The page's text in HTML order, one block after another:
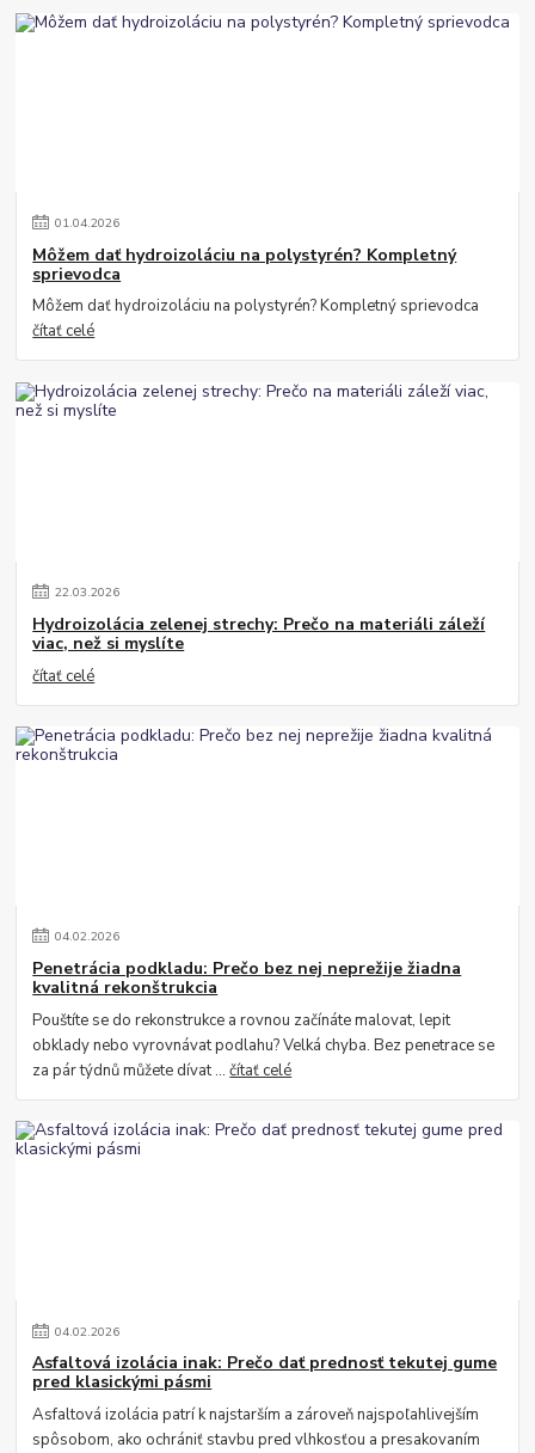
01.04.2026
Môžem dať hydroizoláciu na polystyrén? Kompletný
sprievodca
Môžem dať hydroizoláciu na polystyrén? Kompletný sprievodca
čítať celé
22.03.2026
Hydroizolácia zelenej strechy: Prečo na materiáli záleží
viac, než si myslíte
čítať celé
04.02.2026
Penetrácia podkladu: Prečo bez nej neprežije žiadna
kvalitná rekonštrukcia
Pouštíte se do rekonstrukce a rovnou začínáte malovat, lepit
obklady nebo vyrovnávat podlahu? Velká chyba. Bez penetrace se
za pár týdnů můžete dívat ...čítať celé
04.02.2026
Asfaltová izolácia inak: Prečo dať prednosť tekutej gume
pred klasickými pásmi
Asfaltová izolácia patrí k najstarším a zároveň najspoľahlivejším
spôsobom, ako ochrániť stavbu pred vlhkosťou a presakovaním